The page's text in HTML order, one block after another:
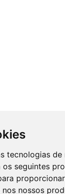
tecnologias
seguintes
nossos